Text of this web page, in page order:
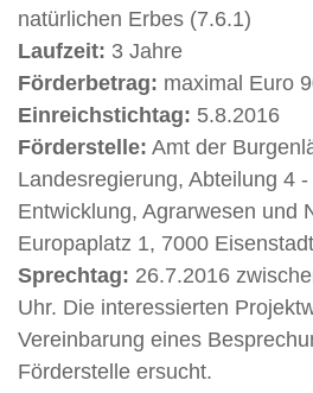
natürlichen Erbes (7.6.1)
Laufzeit: 3 Jahre
Förderbetrag: maximal Euro
Einreichstichtag: 5.8.2016
Förderstelle: Amt der
Landesregierung, Abteilung 4
Entwicklung, Agrarwesen und
Europaplatz 1, 7000 Eisenstadt
Sprechtag: 26.7.2016
Uhr. Die interessierten
Vereinbarung eines
Förderstelle ersucht.